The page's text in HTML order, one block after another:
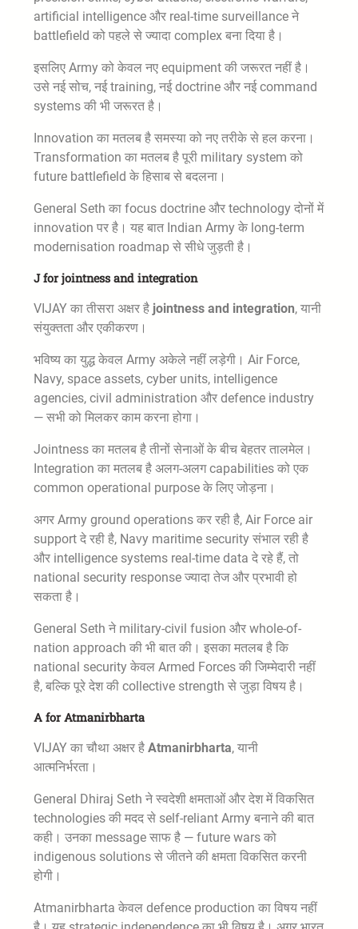
artificial intelligence और real-time surveillance ने
battlefield को पहले से ज्यादा complex बना दिया है।
इसलिए Army को केवल नए equipment की जरूरत नहीं है।
उसे नई सोच, नई training, नई doctrine और नई command
systems की भी जरूरत है।
Innovation का मतलब है समस्या को नए तरीके से हल करना।
Transformation का मतलब है पूरी military system को
future battlefield के हिसाब से बदलना।
General Seth का focus doctrine और technology दोनों में
innovation पर है। यह बात Indian Army के long-term
modernisation roadmap से सीधे जुड़ती है।
J for jointness and integration
VIJAY का तीसरा अक्षर है jointness and integration, यानी
संयुक्तता और एकीकरण।
भविष्य का युद्ध केवल Army अकेले नहीं लड़ेगी। Air Force,
Navy, space assets, cyber units, intelligence
agencies, civil administration और defence industry
— सभी को मिलकर काम करना होगा।
Jointness का मतलब है तीनों सेनाओं के बीच बेहतर तालमेल।
Integration का मतलब है अलग-अलग capabilities को एक
common operational purpose के लिए जोड़ना।
अगर Army ground operations कर रही है, Air Force air
support दे रही है, Navy maritime security संभाल रही है
और intelligence systems real-time data दे रहे हैं, तो
national security response ज्यादा तेज और प्रभावी हो
सकता है।
General Seth ने military-civil fusion और whole-of-
nation approach की भी बात की। इसका मतलब है कि
national security केवल Armed Forces की जिम्मेदारी नहीं
है, बल्कि पूरे देश की collective strength से जुड़ा विषय है।
A for Atmanirbharta
VIJAY का चौथा अक्षर है Atmanirbharta, यानी
आत्मनिर्भरता।
General Dhiraj Seth ने स्वदेशी क्षमताओं और देश में विकसित
technologies की मदद से self-reliant Army बनाने की बात
कही। उनका message साफ है — future wars को
indigenous solutions से जीतने की क्षमता विकसित करनी
होगी।
Atmanirbharta केवल defence production का विषय नहीं